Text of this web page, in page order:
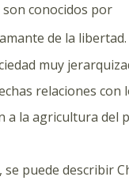
son conocidos por
de la libertad.
muy
relaciones con
a la agricultura del
se puede describir